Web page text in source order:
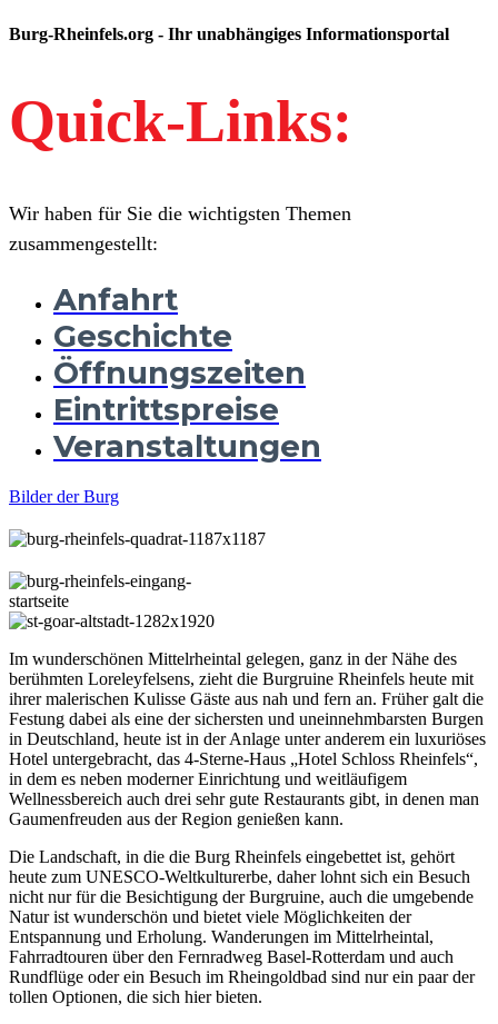
Burg-Rheinfels.org - Ihr unabhängiges Informationsportal
Quick-Links:
Wir haben für Sie die wichtigsten Themen
zusammengestellt:
Anfahrt
Geschichte
Öffnungszeiten
Eintrittspreise
Veranstaltungen
Bilder der Burg
Im wunderschönen Mittelrheintal gelegen, ganz in der Nähe des
berühmten Loreleyfelsens, zieht die Burgruine Rheinfels heute mit
ihrer malerischen Kulisse Gäste aus nah und fern an. Früher galt die
Festung dabei als eine der sichersten und uneinnehmbarsten Burgen
in Deutschland, heute ist in der Anlage unter anderem ein luxuriöses
Hotel untergebracht, das 4-Sterne-Haus „Hotel Schloss Rheinfels“,
in dem es neben moderner Einrichtung und weitläufigem
Wellnessbereich auch drei sehr gute Restaurants gibt, in denen man
Gaumenfreuden aus der Region genießen kann.
Die Landschaft, in die die Burg Rheinfels eingebettet ist, gehört
heute zum UNESCO-Weltkulturerbe, daher lohnt sich ein Besuch
nicht nur für die Besichtigung der Burgruine, auch die umgebende
Natur ist wunderschön und bietet viele Möglichkeiten der
Entspannung und Erholung. Wanderungen im Mittelrheintal,
Fahrradtouren über den Fernradweg Basel-Rotterdam und auch
Rundflüge oder ein Besuch im Rheingoldbad sind nur ein paar der
tollen Optionen, die sich hier bieten.